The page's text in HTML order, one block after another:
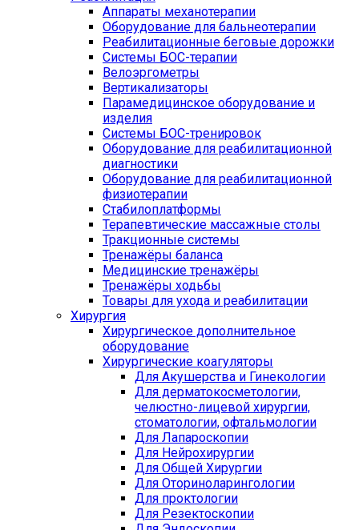
Аппараты механотерапии
Оборудование для бальнеотерапии
Реабилитационные беговые дорожки
Системы БОС-терапии
Велоэргометры
Вертикализаторы
Парамедицинское оборудование и
изделия
Системы БОС-тренировок
Оборудование для реабилитационной
диагностики
Оборудование для реабилитационной
физиотерапии
Стабилоплатформы
Терапевтические массажные столы
Тракционные системы
Тренажёры баланса
Медицинские тренажёры
Тренажёры ходьбы
Товары для ухода и реабилитации
Хирургия
Хирургическое дополнительное
оборудование
Хирургические коагуляторы
Для Акушерства и Гинекологии
Для дерматокосметологии,
челюстно-лицевой хирургии,
стоматологии, офтальмологии
Для Лапароскопии
Для Нейрохирургии
Для Общей Хирургии
Для Оториноларингологии
Для проктологии
Для Резектоскопии